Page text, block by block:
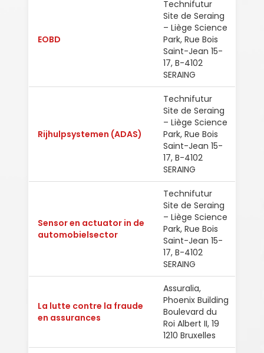
EOBD
Technifutur
Site de Seraing
– Liège Science
Park, Rue Bois
Saint-Jean 15-
17, B-4102
SERAING
Rijhulpsystemen (ADAS)
Technifutur
Site de Seraing
– Liège Science
Park, Rue Bois
Saint-Jean 15-
17, B-4102
SERAING
Sensor en actuator in de
automobielsector
Technifutur
Site de Seraing
– Liège Science
Park, Rue Bois
Saint-Jean 15-
17, B-4102
SERAING
La lutte contre la fraude
en assurances
Assuralia,
Phoenix Building
Boulevard du
Roi Albert II, 19
1210 Bruxelles